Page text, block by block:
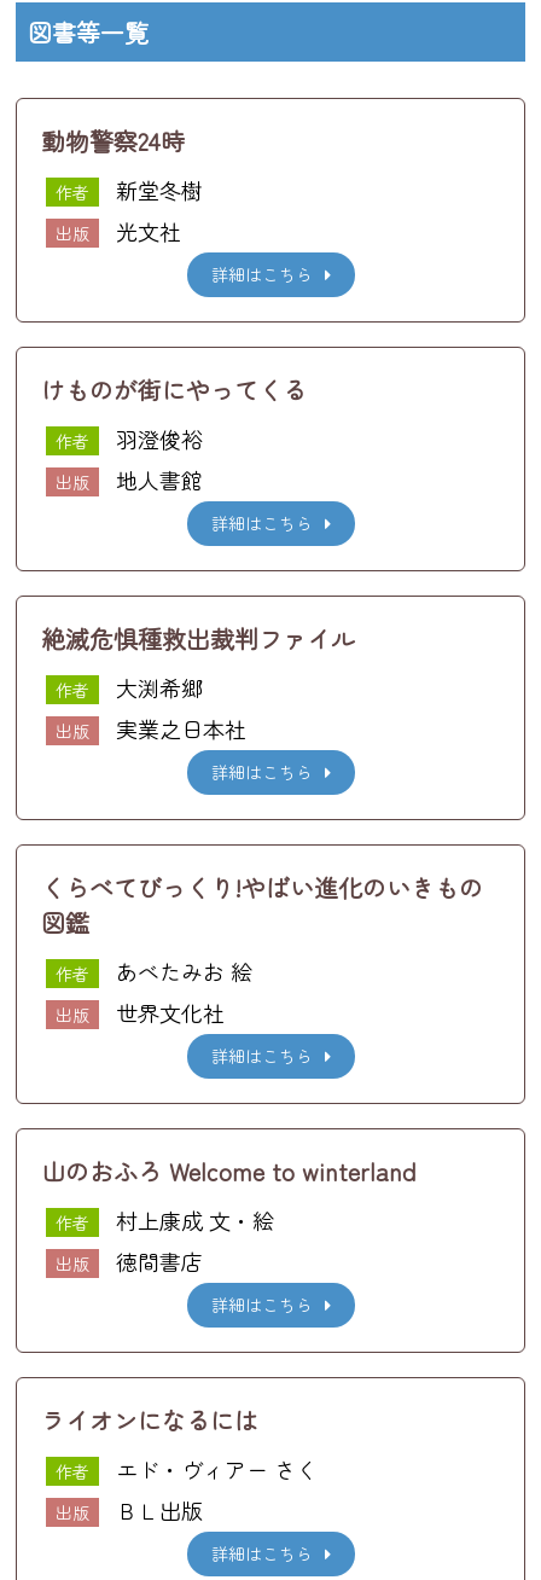
図書等一覧
動物警察24時
作者 新堂冬樹
出版 光文社
詳細はこちら
けものが街にやってくる
作者 羽澄俊裕
出版 地人書館
詳細はこちら
絶滅危惧種救出裁判ファイル
作者 大渕希郷
出版 実業之日本社
詳細はこちら
くらべてびっくり!やばい進化のいきもの
図鑑
作者 あべたみお 絵
出版 世界文化社
詳細はこちら
山のおふろ Welcome to winterland
作者 村上康成 文・絵
出版 徳間書店
詳細はこちら
ライオンになるには
作者 エド・ヴィアー さく
出版 ＢＬ出版
詳細はこちら